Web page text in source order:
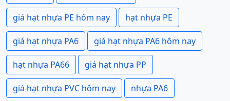
giá hạt nhựa PE hôm nay hạt nhựa PE
giá hạt nhựa PA6 giá hạt nhựa PA6 hôm nay
hạt nhựa PA66 giá hạt nhựa PP
giá hạt nhựa PVC hôm nay nhựa PA6